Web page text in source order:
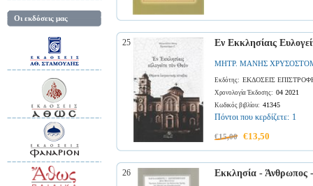
Οι εκδόσεις μας
25 Εν Εκκλησίαις
ΜΗΤΡ. ΜΑΝΗΣ
Εκδότης: ΕΚΔΟΣΕΙΣ
Χρονολογία Έκδοσης: 04 2021
Κωδικός βιβλίου: 41345
Πόντοι που κερδίζετε: 1
€15,00 €13,50
26 Εκκλησία - Άνθρωπος